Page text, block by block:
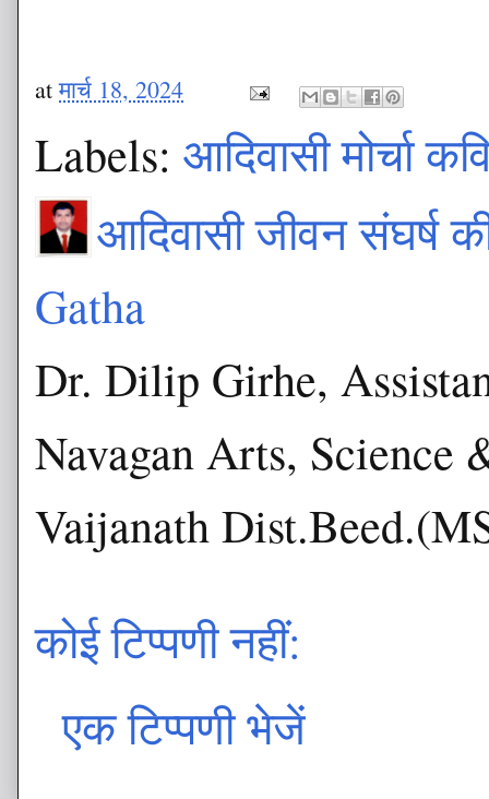
atमार्च 18, 2024
Labels: आदिवासी मोर्चा
आदिवासी जीवन संघर्ष
Gatha
Dr. Dilip Girhe,
Navagan Arts, Science
Vaijanath
कोई टिप्पणी नहीं:
एक टिप्पणी भेजें